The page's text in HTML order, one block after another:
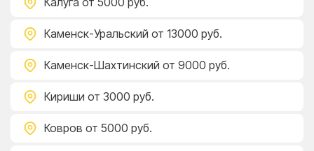
Каменск-Уральский от 13000 руб.
Каменск-Шахтинский от 9000 руб.
Кириши от 3000 руб.
Ковров от 5000 руб.